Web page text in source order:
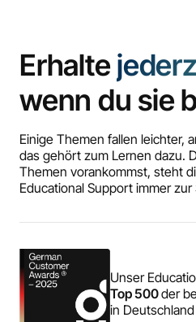
Erhalte
wenn du sie
Einige Themen fallen leichter,
das gehört zum Lernen dazu.
Themen vorankommst, steht
Educational Support immer zur
Unser
Top 500der
in Deutschland